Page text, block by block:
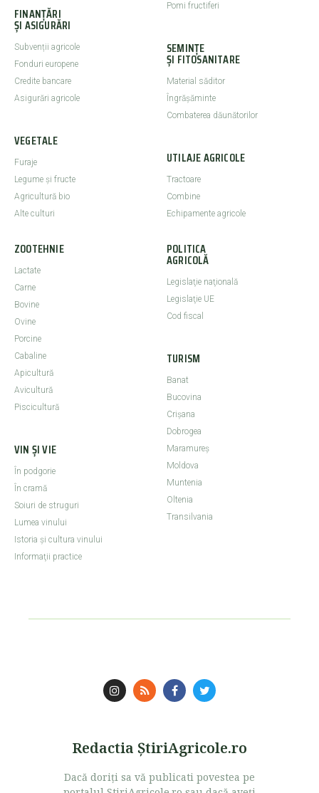
FINANȚĂRI
ȘI ASIGURĂRI
Subvenții agricole
Fonduri europene
Credite bancare
Asigurări agricole
VEGETALE
Furaje
Legume şi fructe
Agricultură bio
Alte culturi
Pomi fructiferi
SEMINȚE
ȘI FITOSANITARE
Material săditor
Îngrășăminte
Combaterea dăunătorilor
UTILAJE AGRICOLE
Tractoare
Combine
Echipamente agricole
ZOOTEHNIE
Lactate
Carne
Bovine
Ovine
Porcine
Cabaline
Apicultură
Avicultură
Piscicultură
VIN ȘI VIE
În podgorie
În cramă
Soiuri de struguri
Lumea vinului
Istoria şi cultura vinului
Informaţii practice
POLITICA
AGRICOLĂ
Legislaţie naţională
Legislaţie UE
Cod fiscal
TURISM
Banat
Bucovina
Crişana
Dobrogea
Maramureş
Moldova
Muntenia
Oltenia
Transilvania
Redactia ŞtiriAgricole.ro
Dacă doriţi sa vă publicati povestea pe